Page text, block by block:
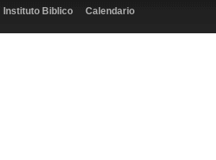
Instituto Biblico Calendario